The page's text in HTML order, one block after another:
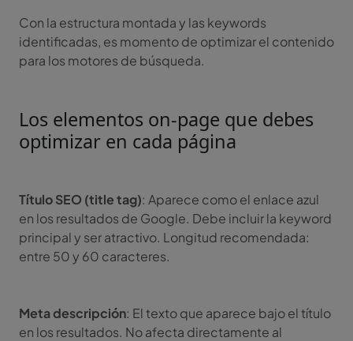
Con la estructura montada y las keywords
identificadas, es momento de optimizar el contenido
para los motores de búsqueda.
Los elementos on-page que debes
optimizar en cada página
Título SEO (title tag): Aparece como el enlace azul
en los resultados de Google. Debe incluir la keyword
principal y ser atractivo. Longitud recomendada:
entre 50 y 60 caracteres.
Meta descripción: El texto que aparece bajo el título
en los resultados. No afecta directamente al